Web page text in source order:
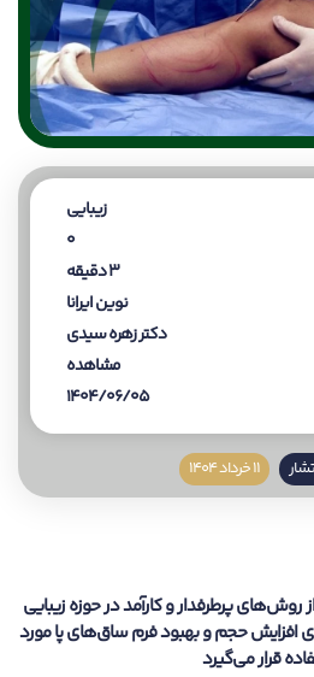
زیبایی
0
3 دقیقه
نوین ایرانا
دکتر زهره سیدی
مشاهده
1404/06/05
11 خرداد 1404
پرطرفدار و کارآمد در حوزه زیبایی
افزایش حجم و بهبود فرم ساق‌های پا مورد
قرار می‌گیرد